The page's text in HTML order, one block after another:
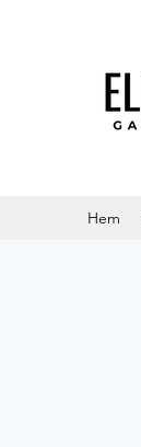
Hem